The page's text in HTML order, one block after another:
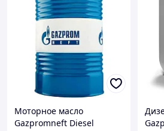
Моторное масло
Gazpromneft Diesel